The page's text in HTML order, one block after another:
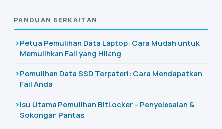
PANDUAN BERKAITAN
Petua Pemulihan Data Laptop: Cara Mudah untuk
Memulihkan Fail yang Hilang
Pemulihan Data SSD Terpateri: Cara Mendapatkan
Fail Anda
Isu Utama Pemulihan BitLocker – Penyelesaian &
Sokongan Pantas